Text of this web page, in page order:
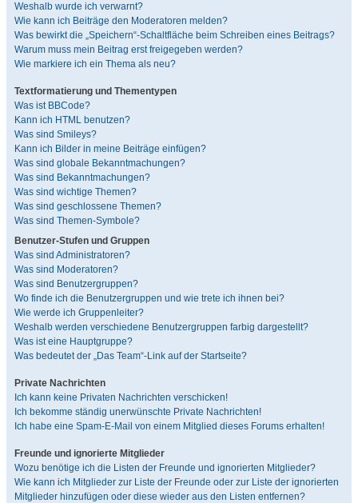
Weshalb wurde ich verwarnt?
Wie kann ich Beiträge den Moderatoren melden?
Was bewirkt die „Speichern“-Schaltfläche beim Schreiben eines Beitrags?
Warum muss mein Beitrag erst freigegeben werden?
Wie markiere ich ein Thema als neu?
Textformatierung und Thementypen
Was ist BBCode?
Kann ich HTML benutzen?
Was sind Smileys?
Kann ich Bilder in meine Beiträge einfügen?
Was sind globale Bekanntmachungen?
Was sind Bekanntmachungen?
Was sind wichtige Themen?
Was sind geschlossene Themen?
Was sind Themen-Symbole?
Benutzer-Stufen und Gruppen
Was sind Administratoren?
Was sind Moderatoren?
Was sind Benutzergruppen?
Wo finde ich die Benutzergruppen und wie trete ich ihnen bei?
Wie werde ich Gruppenleiter?
Weshalb werden verschiedene Benutzergruppen farbig dargestellt?
Was ist eine Hauptgruppe?
Was bedeutet der „Das Team“-Link auf der Startseite?
Private Nachrichten
Ich kann keine Privaten Nachrichten verschicken!
Ich bekomme ständig unerwünschte Private Nachrichten!
Ich habe eine Spam-E-Mail von einem Mitglied dieses Forums erhalten!
Freunde und ignorierte Mitglieder
Wozu benötige ich die Listen der Freunde und ignorierten Mitglieder?
Wie kann ich Mitglieder zur Liste der Freunde oder zur Liste der ignorierten
Mitglieder hinzufügen oder diese wieder aus den Listen entfernen?